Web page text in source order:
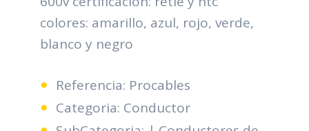
colores: amarillo, azul, rojo, verde,
blanco y negro
Referencia: Procables
Categoria: Conductor